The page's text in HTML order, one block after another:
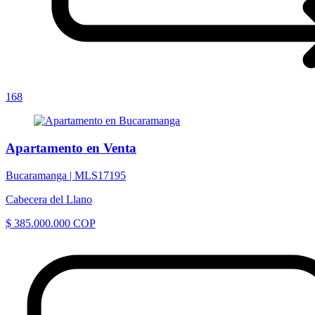
168
Apartamento en Venta
Bucaramanga | MLS17195
Cabecera del Llano
$ 385.000.000 COP